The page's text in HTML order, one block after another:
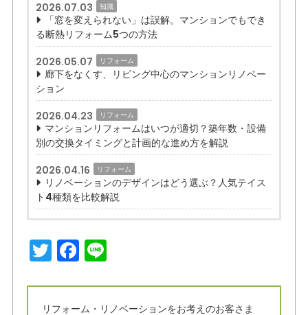
2026.07.03 知識
「窓を変えられない」は誤解。マンションでもでき
る断熱リフォーム5つの方法
2026.05.07
リフォーム
廊下をなくす、リビング中心のマンションリノベー
ション
2026.04.23
リフォーム
マンションリフォームはいつが適切？築年数・設備
別の交換タイミングと計画的な進め方を解説
2026.04.16
リフォーム
リノベーションのデザインはどう選ぶ？人気テイス
ト4種類を比較解説
T
it
F
c
Li
e
リフォーム・リノベーションをお考えのお客さま